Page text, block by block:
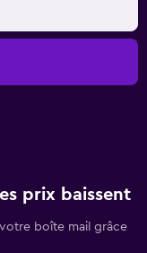
prix baissent
boîte mail grâce